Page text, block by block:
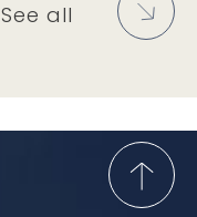
See all